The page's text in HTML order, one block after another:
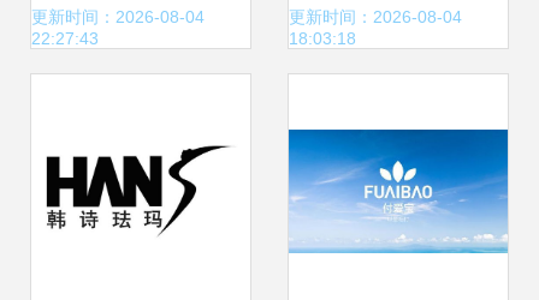
16.75万元起，加
务
更新时间：2026-08-04
22:27:43
女士淡香水穿越导
更新时间：2026-08-04
18:03:18